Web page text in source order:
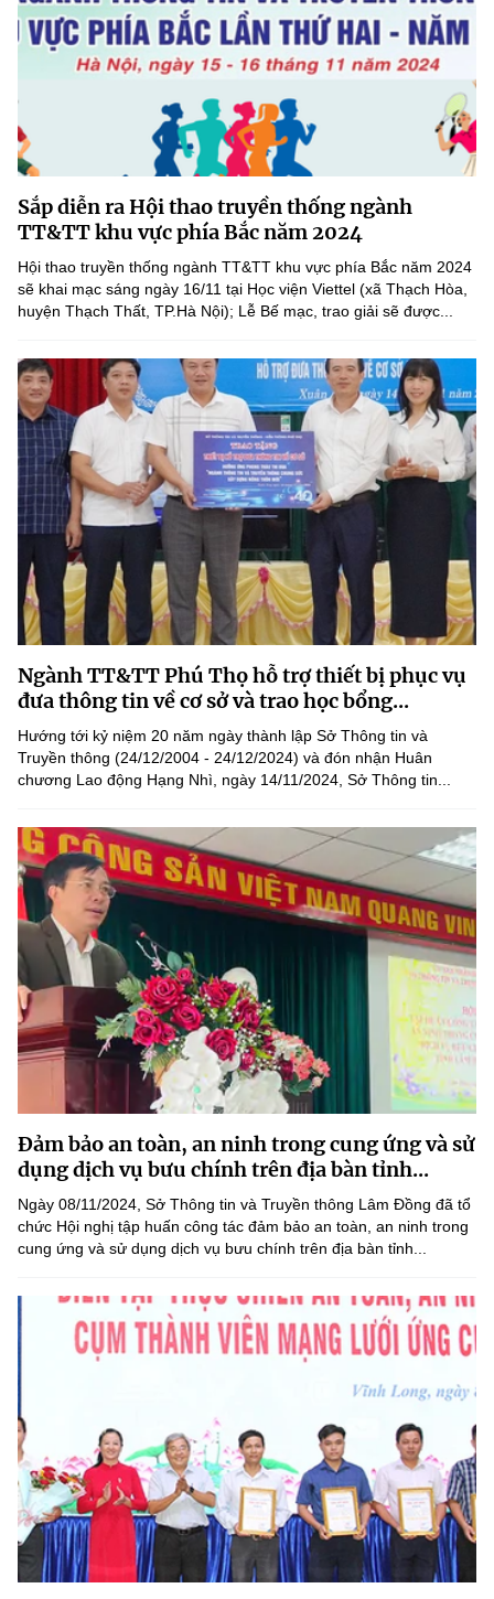
Sắp diễn ra Hội thao truyền thống ngành
TT&TT khu vực phía Bắc năm 2024
Hội thao truyền thống ngành TT&TT khu vực phía Bắc năm 2024
sẽ khai mạc sáng ngày 16/11 tại Học viện Viettel (xã Thạch Hòa,
huyện Thạch Thất, TP.Hà Nội); Lễ Bế mạc, trao giải sẽ được...
Ngành TT&TT Phú Thọ hỗ trợ thiết bị phục vụ
đưa thông tin về cơ sở và trao học bổng...
Hướng tới kỷ niệm 20 năm ngày thành lập Sở Thông tin và
Truyền thông (24/12/2004 - 24/12/2024) và đón nhận Huân
chương Lao động Hạng Nhì, ngày 14/11/2024, Sở Thông tin...
Đảm bảo an toàn, an ninh trong cung ứng và sử
dụng dịch vụ bưu chính trên địa bàn tỉnh...
Ngày 08/11/2024, Sở Thông tin và Truyền thông Lâm Đồng đã tổ
chức Hội nghị tập huấn công tác đảm bảo an toàn, an ninh trong
cung ứng và sử dụng dịch vụ bưu chính trên địa bàn tỉnh...